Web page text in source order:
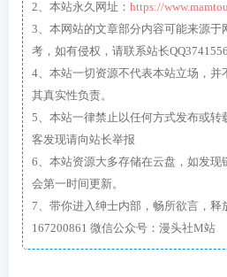
2、本站永久网址： https://
3、本网站的文章部分内容可能来源于
考，如有侵权，请联系站长
4、本站一切资源不代表本站立场，并
其真实性负责。
5、本站一律禁止以任何方式发布或转
客发现请向站长举报
6、本站资源大多存储在云盘，如发现
会第一时间更新。
7、带你进入绅士内部，畅所欲言，释
167200861 微信公众号：漫头社M站